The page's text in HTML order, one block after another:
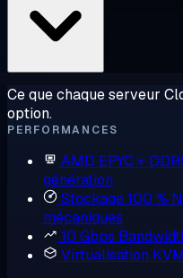
Ce que chaque serveur
option.
PERFORMANCES
AMD EPYC +
génération
Stockage 100 %
mécaniques
10 Gbps
Virtualisation KVM